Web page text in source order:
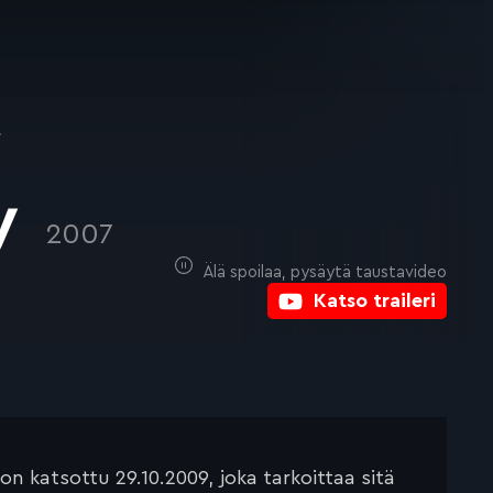
Katso traileri
Älä spoilaa, pysäytä taustavideo
2007
katsottu 29.10.2009, joka tarkoittaa sitä